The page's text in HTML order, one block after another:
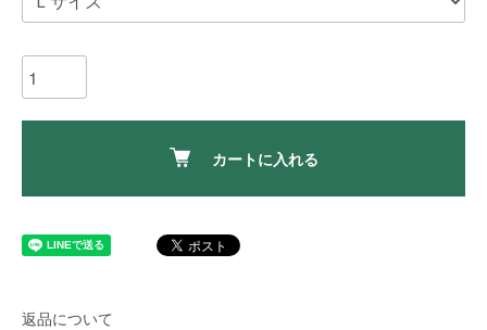
カートに入れる
返品について